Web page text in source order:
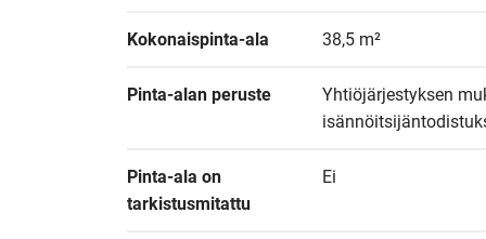
Kokonaispinta-ala 38,5 m²
Pinta-alan peruste
Yhtiöjärjestyksen
Pinta-ala on
tarkistusmitattu
Ei